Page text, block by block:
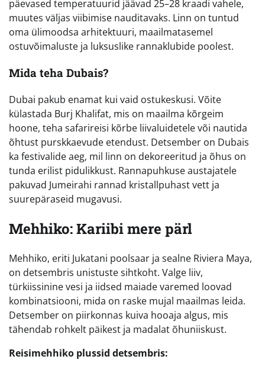
päevased temperatuurid jäävad 25–28 kraadi vahele,
muutes väljas viibimise nauditavaks. Linn on tuntud
oma ülimoodsa arhitektuuri, maailmatasemel
ostuvõimaluste ja luksuslike rannaklubide poolest.
Mida teha Dubais?
Dubai pakub enamat kui vaid ostukeskusi. Võite
külastada Burj Khalifat, mis on maailma kõrgeim
hoone, teha safarireisi kõrbe liivaluidetele või nautida
õhtust purskkaevude etendust. Detsember on Dubais
ka festivalide aeg, mil linn on dekoreeritud ja õhus on
tunda erilist pidulikkust. Rannapuhkuse austajatele
pakuvad Jumeirahi rannad kristallpuhast vett ja
suurepäraseid mugavusi.
Mehhiko: Kariibi mere pärl
Mehhiko, eriti Jukatani poolsaar ja sealne Riviera Maya,
on detsembris unistuste sihtkoht. Valge liiv,
türkiissinine vesi ja iidsed maiade varemed loovad
kombinatsiooni, mida on raske mujal maailmas leida.
Detsember on piirkonnas kuiva hooaja algus, mis
tähendab rohkelt päikest ja madalat õhuniiskust.
Reisimehhiko plussid detsembris: